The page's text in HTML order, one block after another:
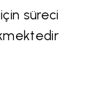
süreci